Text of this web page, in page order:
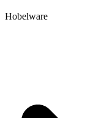
Hobelware